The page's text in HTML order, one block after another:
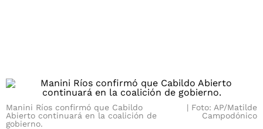
Manini Ríos confirmó que Cabildo
Abierto continuará en la coalición de
gobierno.
Foto: AP/Matilde
Campodónico